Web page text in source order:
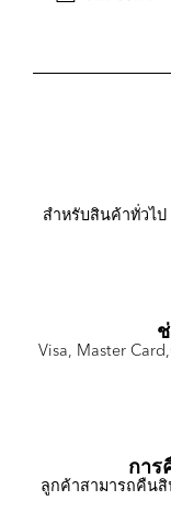
สำหรับสินค้าทั่วไ
Visa, Master
การ
ลูกค้าสามารถคืน